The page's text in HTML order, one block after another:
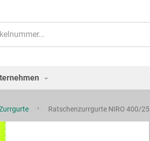
Ratschenzurrgurte NIRO 400/25